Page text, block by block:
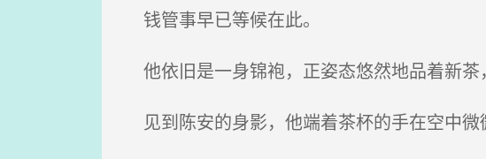
钱管事早已等候在此。
他依旧是一身锦袍，正姿态悠然地品着新茶
见到陈安的身影，他端着茶杯的手在空中微